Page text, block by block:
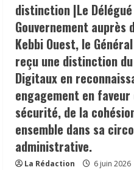
distinction |Le
Gouvernement auprès
Kebbi Ouest, le
reçu une distinction
Digitaux en
engagement en
sécurité, de la
ensemble dans sa
administrative.
La Rédaction 6 juin 2026